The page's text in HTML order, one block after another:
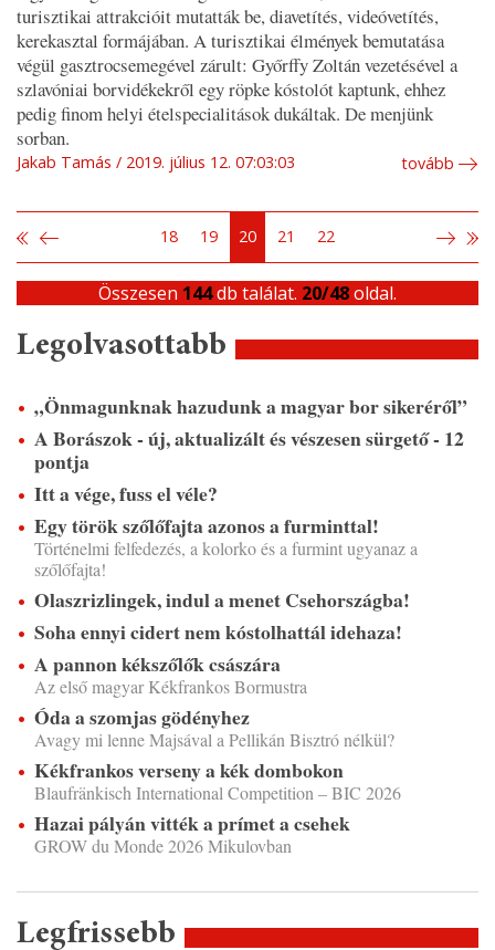
turisztikai attrakcióit mutatták be, diavetítés, videóvetítés,
kerekasztal formájában. A turisztikai élmények bemutatása
végül gasztrocsemegével zárult: Győrffy Zoltán vezetésével a
szlavóniai borvidékekről egy röpke kóstolót kaptunk, ehhez
pedig finom helyi ételspecialitások dukáltak. De menjünk
sorban.
Jakab Tamás 2019. július 12. 07:03:03 tovább
18 19 20 21 22
Összesen 144db találat. 20/48oldal.
Legolvasottabb
„Önmagunknak hazudunk a magyar bor sikeréről”
A Borászok - új, aktualizált és vészesen sürgető - 12
pontja
Itt a vége, fuss el véle?
Egy török szőlőfajta azonos a furminttal!
Történelmi felfedezés, a kolorko és a furmint ugyanaz a
szőlőfajta!
Olaszrizlingek, indul a menet Csehországba!
Soha ennyi cidert nem kóstolhattál idehaza!
A pannon kékszőlők császára
Az első magyar Kékfrankos Bormustra
Óda a szomjas gödényhez
Avagy mi lenne Majsával a Pellikán Bisztró nélkül?
Kékfrankos verseny a kék dombokon
Blaufränkisch International Competition – BIC 2026
Hazai pályán vitték a prímet a csehek
GROW du Monde 2026 Mikulovban
Legfrissebb